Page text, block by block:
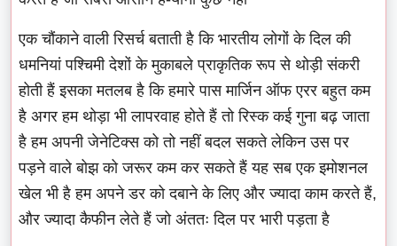
एक चौंकाने वाली रिसर्च बताती है कि भारतीय लोगों के दिल की
धमनियां पश्चिमी देशों के मुकाबले प्राकृतिक रूप से थोड़ी संकरी
होती हैं इसका मतलब है कि हमारे पास मार्जिन ऑफ एरर बहुत कम
है अगर हम थोड़ा भी लापरवाह होते हैं तो रिस्क कई गुना बढ़ जाता
है हम अपनी जेनेटिक्स को तो नहीं बदल सकते लेकिन उस पर
पड़ने वाले बोझ को जरूर कम कर सकते हैं यह सब एक इमोशनल
खेल भी है हम अपने डर को दबाने के लिए और ज्यादा काम करते हैं,
और ज्यादा कैफीन लेते हैं जो अंततः दिल पर भारी पड़ता है